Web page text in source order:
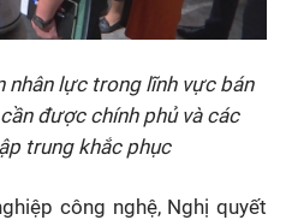
nhân lực trong lĩnh vực bán
được chính phủ và các
trung khắc phục
công nghệ, Nghị quyết